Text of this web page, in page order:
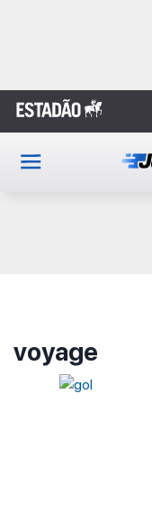
Home voyage
voyage